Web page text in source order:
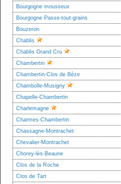
Bourgogne mousseux
Bourgogne Passe-tout-grains
Bouzeron
Chablis
Chablis Grand Cru
Chambertin
Chambertin-Clos de Bèze
Chambolle-Musigny
Chapelle-Chambertin
Charlemagne
Charmes-Chambertin
Chassagne-Montrachet
Chevalier-Montrachet
Chorey-lès-Beaune
Clos de la Roche
Clos de Tart